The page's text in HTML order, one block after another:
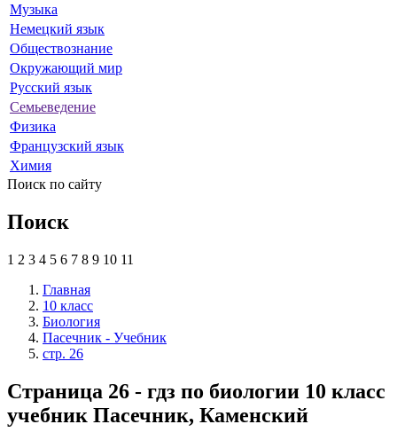
Музыка
Немецкий язык
Обществознание
Окружающий мир
Русский язык
Семьеведение
Физика
Французский язык
Химия
Поиск по сайту
Поиск
1 2 3 4 5 6 7 8 9 10 11
Главная
10 класс
Биология
Пасечник - Учебник
стр. 26
Страница 26 - гдз по биологии 10 класс
учебник Пасечник, Каменский